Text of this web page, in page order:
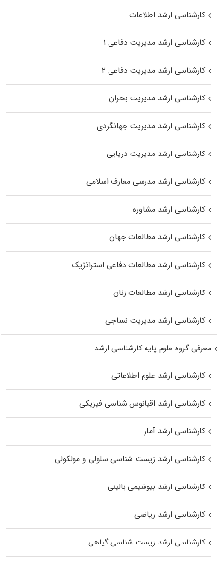
کارشناسی ارشد اطلاعات
کارشناسی ارشد مدیریت دفاعی ۱
کارشناسی ارشد مدیریت دفاعی ۲
کارشناسی ارشد مدیریت بحران
کارشناسی ارشد مدیریت جهانگردی
کارشناسی ارشد مدیریت دریایی
کارشناسی ارشد مدرسی معارف اسلامی
کارشناسی ارشد مشاوره
کارشناسی ارشد مطالعات جهان
کارشناسی ارشد مطالعات دفاعی استراتژیک
کارشناسی ارشد مطالعات زنان
کارشناسی ارشد مدیریت نساجی
معرفی گروه علوم پایه کارشناسی ارشد
کارشناسی ارشد علوم اطلاعاتی
کارشناسی ارشد اقیانوس‌ شناسی فیزیکی
کارشناسی ارشد آمار
کارشناسی ارشد زیست شناسی سلولی و مولکولی
کارشناسی ارشد بیوشیمی بالینی
کارشناسی ارشد ریاضی
کارشناسی ارشد زیست‌ شناسی گیاهی